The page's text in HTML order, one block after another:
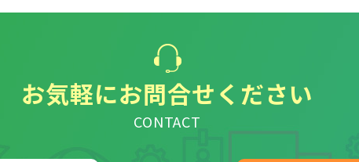
お気軽にお問合せください
CONTACT